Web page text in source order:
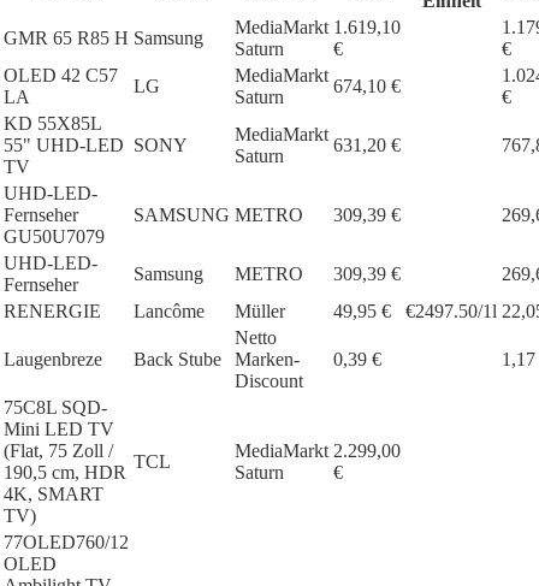
GMR 65 R85 H Samsung
MediaMarkt
Saturn
1.619,10
€
€
OLED 42 C57
LA
LG
MediaMarkt
Saturn
674,10 €
€
KD 55X85L
55" UHD-LED
TV
SONY
MediaMarkt
Saturn
631,20 €
UHD-LED-
Fernseher
GU50U7079
SAMSUNG METRO 309,39 €
UHD-LED-
Fernseher
Samsung METRO 309,39 €
RENERGIE
Lancôme Müller 49,95 € €2497.50/1l
Laugenbreze Back Stube
Netto
Marken-
Discount
0,39 € 1,17
75C8L SQD-
Mini LED TV
(Flat, 75 Zoll /
190,5 cm, HDR
4K, SMART
TV)
TCL
MediaMarkt
Saturn
2.299,00
€
77OLED760/12
OLED